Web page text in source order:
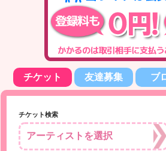
チケット 友達募集 ブ
チケット検索